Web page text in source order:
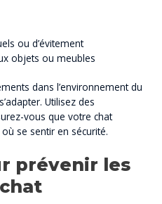
ou d’évitement
objets ou meubles
dans l’environnement du
Utilisez des
vous que votre chat
se sentir en sécurité.
prévenir les